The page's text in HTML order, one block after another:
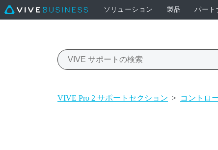
ソリューション 製品 パート
VIVE Pro 2 サポートセクション > コントロ